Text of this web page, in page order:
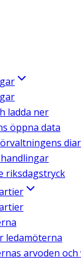
ladda ner
öppna data
riksdagstryck
ledamöterna
arvoden